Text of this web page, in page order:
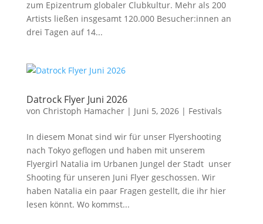
zum Epizentrum globaler Clubkultur. Mehr als 200
Artists ließen insgesamt 120.000 Besucher:innen an
drei Tagen auf 14...
Datrock Flyer Juni 2026
von Christoph Hamacher| Juni 5, 2026| Festivals
In diesem Monat sind wir für unser Flyershooting
nach Tokyo geflogen und haben mit unserem
Flyergirl Natalia im Urbanen Jungel der Stadt unser
Shooting für unseren Juni Flyer geschossen. Wir
haben Natalia ein paar Fragen gestellt, die ihr hier
lesen könnt. Wo kommst...